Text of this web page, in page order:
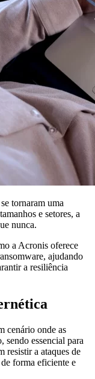
tornaram uma
e setores, a
nunca.
a Acronis oferece
ajudando
a resiliência
cenário onde as
sendo essencial para
resistir a ataques de
forma eficiente e